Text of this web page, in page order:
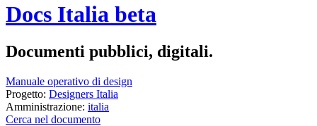
Docs Italia beta
Documenti pubblici, digitali.
Manuale operativo di design
Progetto: Designers Italia
Amministrazione: italia
Cerca nel documento